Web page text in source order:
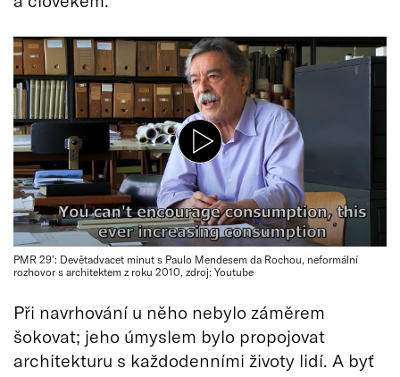
PMR 29’: Devětadvacet minut s Paulo Mendesem da Rochou, neformální
rozhovor s architektem z roku 2010, zdroj: Youtube
Při navrhování u něho nebylo záměrem
šokovat; jeho úmyslem bylo propojovat
architekturu s každodenními životy lidí. A byť